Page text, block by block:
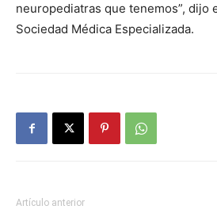
neuropediatras que tenemos”, dijo
Sociedad Médica Especializada.
Artículo anterior